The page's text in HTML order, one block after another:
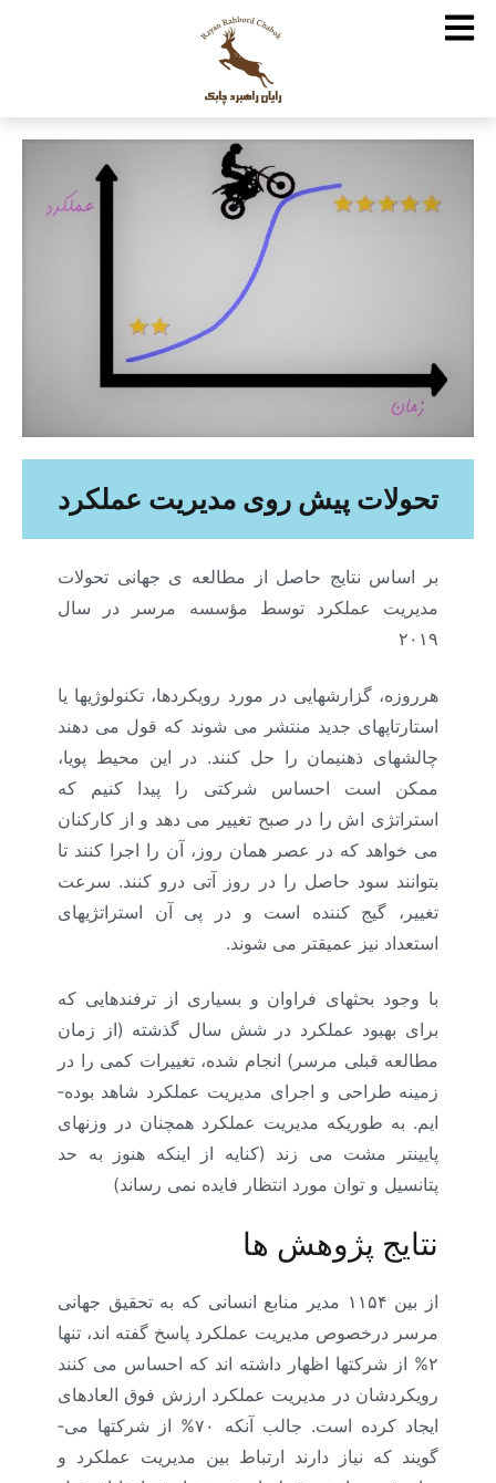
تحولات پیش روی مدیریت عملکرد
بر اساس نتایج حاصل از مطالعه ی جهانی تحولات
مدیریت عملکرد توسط مؤسسه مرسر در سال
۲۰۱۹
هرروزه، گزارشهایی در مورد رویکردها، تکنولوژیها یا
استارتاپهای جدید منتشر می­ شوند که قول می­ دهند
چالشهای ذهنی­مان را حل کنند. در این محیط پویا،
ممکن است احساس شرکتی را پیدا کنیم که
استراتژی اش را در صبح تغییر می­ دهد و از کارکنان
می ­خواهد که در عصر همان روز، آن را اجرا کنند تا
بتوانند سود حاصل را در روز آتی درو کنند. سرعت
تغییر، گیج کننده است و در پی آن استراتژی­های
استعداد نیز عمیق­تر می­ شوند.
با وجود بحثهای فراوان و بسیاری از ترفندهایی که
برای بهبود عملکرد در شش سال گذشته (از زمان
مطالعه قبلی مرسر) انجام شده، تغییرات کمی را در
زمینه طراحی و اجرای مدیریت عملکرد شاهد بوده­
ایم. به­ طوریکه مدیریت عملکرد همچنان در وزنهای
پایینتر مشت می­ زند (کنایه از اینکه هنوز به حد
پتانسیل و توان مورد انتظار فایده نمی­ رساند)
نتایج پژوهش ها
از بین ۱۱۵۴ مدیر منابع انسانی که به تحقیق جهانی
مرسر درخصوص مدیریت عملکرد پاسخ گفته اند، تنها
۲% از شرکتها اظهار داشته اند که احساس می­ کنند
رویکردشان در مدیریت عملکرد ارزش فوق­ العاده­ای
ایجاد کرده است. جالب آنکه ۷۰% از شرکتها می­
گویند که نیاز دارند ارتباط بین مدیریت عملکرد و